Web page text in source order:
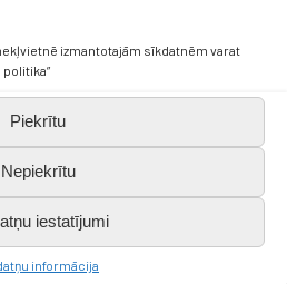
izmantotajām sīkdatnēm varat
Piekrītu
Nepiekrītu
iestatījumi
informācija